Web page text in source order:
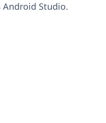
Android Studio.